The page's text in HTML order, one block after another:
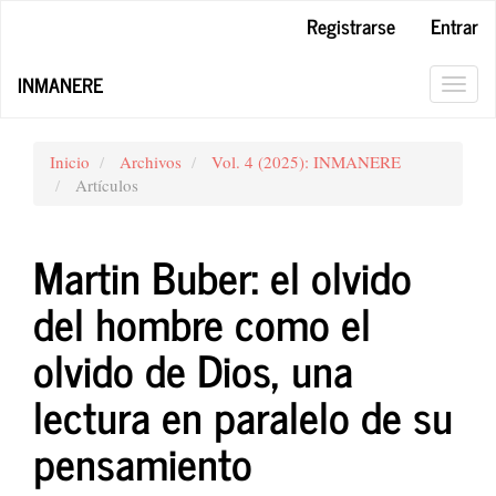
principal
Registrarse
Entrar
INMANERE
Inicio Archivos
Vol. 4 (2025): INMANERE
Artículos
Martin Buber: el olvido
del hombre como el
olvido de Dios, una
lectura en paralelo de su
pensamiento